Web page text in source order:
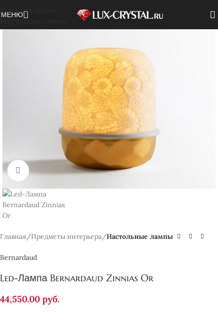
Skip to navigation
Skip to main content
МЕНЮ
Нажмите, чтобы увеличить
Главная Предметы интерьера Настольные лампы
Bernardaud
Led-Лампа Bernardaud Zinnias Or
44,550.00 руб.